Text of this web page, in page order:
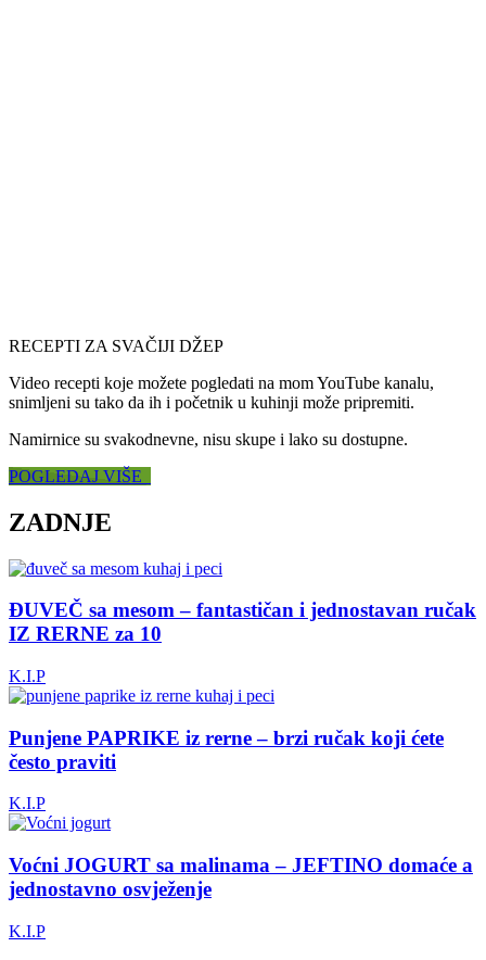
RECEPTI ZA SVAČIJI DŽEP
Video recepti koje možete pogledati na mom YouTube kanalu,
snimljeni su tako da ih i početnik u kuhinji može pripremiti.
Namirnice su svakodnevne, nisu skupe i lako su dostupne.
POGLEDAJ VIŠE
ZADNJE
ĐUVEČ sa mesom – fantastičan i jednostavan ručak
IZ RERNE za 10
K.I.P
Punjene PAPRIKE iz rerne – brzi ručak koji ćete
često praviti
K.I.P
Voćni JOGURT sa malinama – JEFTINO domaće a
jednostavno osvježenje
K.I.P